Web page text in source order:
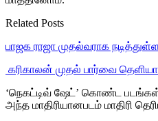
Related Posts
பாஜக ராஜா முதல்வராக
கரிகாலன் முதல் பார்வை
‘நெகட்டிவ் ஷேட்’ கொண்ட படங்கள்
அந்த மாதிரியானபடம் மாதிரி